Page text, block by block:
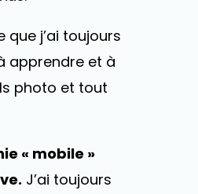
j’ai toujours
apprendre et à
photo et tout
« mobile »
J’ai toujours